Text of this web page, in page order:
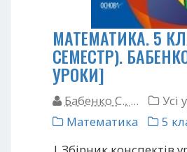
МАТЕМАТИКА. 5
СЕМЕСТР).
УРОКИ]
Бабенко С., ...
Усі
Математика
5